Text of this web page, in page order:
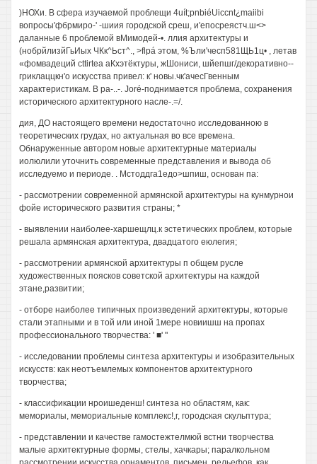
)НОХи. В сфера изучаемой проблещи 4uít;pnbiéUiccnt¿maiibi
вопросы'фбрмиро-' -шиия городской среш, и'епосреястч.ш<>
даланные 6 проблемой вМимодей-•. ллия архитектуры и
(нобрйлизйГьИых ЧКк^Ьст^., >flpá этом, %Ъли'чесп581ЩЬ1ц• , летав
«фомвадеций cttirtea аКхэтёктуры, жШониси, шйепшг/декоративно--
гриклаццкн'о искусства привел: к' новы.чк'ачесГвенным
характеристикам. В ра-..-. Joré-поднимается проблема, сохранения
исторического архитектурного насле-.=/.
дия, ДО настоящего времени недостаточно исследованною в
теоретических грудах, но актуальная во все времена.
Обнаруженные автором новые архитектурные материалы
иолюлили уточнить современные представления и вывода об
исследуемо и периоде. . Мстоддга1едо>шпиш, основан па:
- рассмотрении современной армянской архитектуры на кунмурнои
фойе исторического развития страны; *
- выявлении наиболее-харшещлц.к эстетических проблем, которые
решала армянская архитектура, двадцатого еюлегия;
- рассмотрении армянской архитектуры п общем русле
художественных поясков советской архитектуры на каждой
этане,развитии;
- отборе наиболее типичных произведений архитектуры, которые
стали этапными и в той или иной 1мере новиишш на пропах
профессионального творчества: ' ■' "
- исследовании проблемы синтеза архитектуры и изобразительных
искусств: как неотъемлемых компонентов архитектурного
творчества;
- классификации нроишеденш! синтеза но областям, как:
мемориалы, мемориальные комплекс!,г, городская скульптура;
- представлении и качестве гамостежтелмюй встни творчества
малые архитектурные формы, стелы, хачкары; паралкольном